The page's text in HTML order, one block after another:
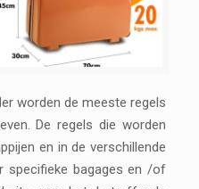
worden de meeste regels
De regels die worden
en in de verschillende
specifieke bagages en /of